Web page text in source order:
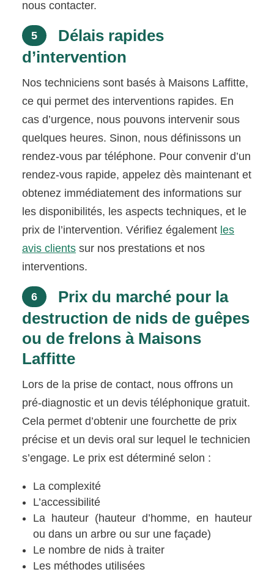
nous contacter.
5
Délais rapides
d’intervention
Nos techniciens sont basés à Maisons Laffitte,
ce qui permet des interventions rapides. En
cas d’urgence, nous pouvons intervenir sous
quelques heures. Sinon, nous définissons un
rendez-vous par téléphone. Pour convenir d’un
rendez-vous rapide, appelez dès maintenant et
obtenez immédiatement des informations sur
les disponibilités, les aspects techniques, et le
prix de l’intervention. Vérifiez également les
avis clients sur nos prestations et nos
interventions.
6
Prix du marché pour la
destruction de nids de guêpes
ou de frelons à Maisons
Laffitte
Lors de la prise de contact, nous offrons un
pré-diagnostic et un devis téléphonique gratuit.
Cela permet d’obtenir une fourchette de prix
précise et un devis oral sur lequel le technicien
s’engage. Le prix est déterminé selon :
La complexité
L’accessibilité
La hauteur (hauteur d’homme, en hauteur
ou dans un arbre ou sur une façade)
Le nombre de nids à traiter
Les méthodes utilisées